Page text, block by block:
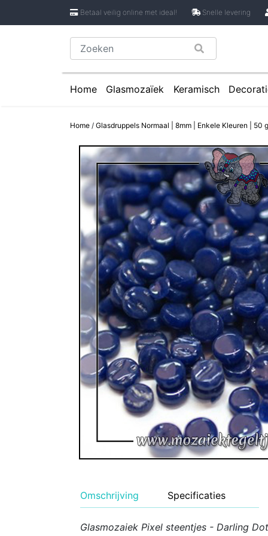
Betaal veilig online met ideal! Snelle levering
Home
Glasmozaïek
Glasmozaïek steentjes 2 cm
Glasmozaïek steentjes Pixel 8 mm
Glasmozaïek steentjes Rond
Glasmozaïek steentjes
Glasmozaïek steentjes Speciale
Glasmozaïek steentjes
Keramisch
Keramische
Keramische Cirkels
Keramische
Keramische
Keramische
Keramische
Keramische
Keramische
Geglazuurde
Binnen wandtegels
Buiten tegels Cesi
Home / Glasdruppels Normaal | 8mm | Enkele Kleuren | 50
Omschrijving Specificaties
Glasmozaiek Pixel steentjes - Darling